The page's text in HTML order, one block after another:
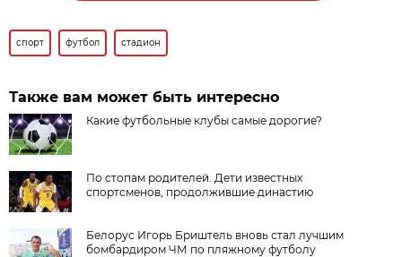
спорт футбол стадион
Также вам может быть интересно
Какие футбольные клубы самые дорогие?
По стопам родителей. Дети известных
спортсменов, продолжившие династию
Белорус Игорь Бриштель вновь стал лучшим
бомбардиром ЧМ по пляжному футболу